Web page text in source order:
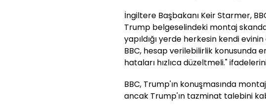
İngiltere Başbakanı Keir Starmer,
Trump belgeselindeki montaj
yapıldığı yerde herkesin kendi
BBC, hesap verilebilirlik konusunda
hataları hızlıca düzeltmeli."
BBC, Trump'ın konuşmasında
ancak Trump'ın tazminat talebini